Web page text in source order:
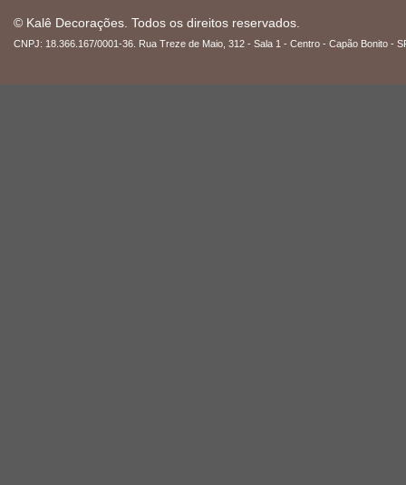
© Kalê Decorações. Todos os direitos reservados.
CNPJ: 18.366.167/0001-36. Rua Treze de Maio, 312 - Sala 1 - Centro - Capão Bonito -